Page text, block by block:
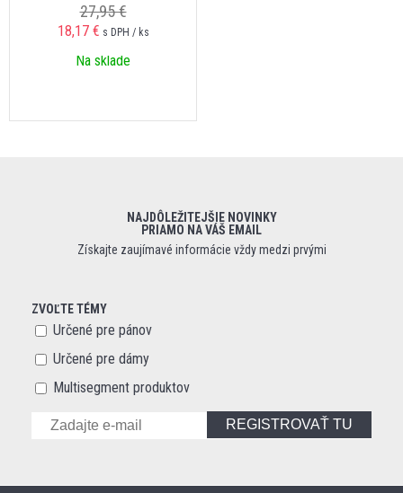
27,95 €
18,17 € s DPH / ks
Na sklade
NAJDÔLEŽITEJŠIE NOVINKY
PRIAMO NA VÁŠ EMAIL
Získajte zaujímavé informácie vždy medzi prvými
ZVOĽTE TÉMY
Určené pre pánov
Určené pre dámy
Multisegment produktov
REGISTROVAŤ TU